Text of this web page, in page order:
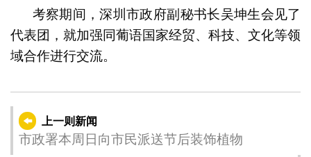
考察期间，深圳市政府副秘书长吴坤生会见了
代表团，就加强同葡语国家经贸、科技、文化等领
域合作进行交流。
上一则新闻
市政署本周日向市民派送节后装饰植物